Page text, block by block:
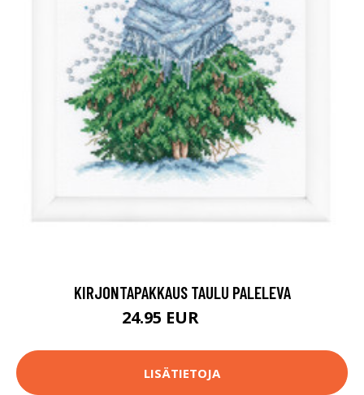
KIRJONTAPAKKAUS TAULU PALELEVA
24.95 EUR
LISÄTIETOJA